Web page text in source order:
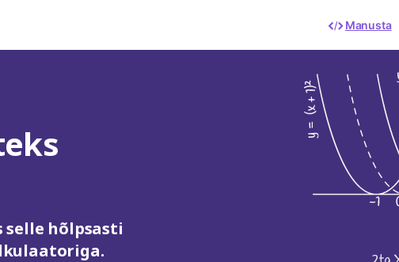
Manusta
hõlpsasti